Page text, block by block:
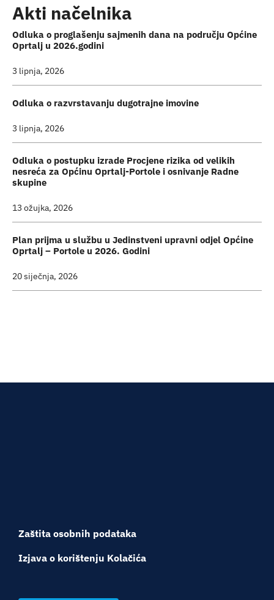
Akti načelnika
Odluka o proglašenju sajmenih dana na području Općine
Oprtalj u 2026.godini
3 lipnja, 2026
Odluka o razvrstavanju dugotrajne imovine
3 lipnja, 2026
Odluka o postupku izrade Procjene rizika od velikih
nesreća za Općinu Oprtalj-Portole i osnivanje Radne
skupine
13 ožujka, 2026
Plan prijma u službu u Jedinstveni upravni odjel Općine
Oprtalj – Portole u 2026. Godini
20 siječnja, 2026
Zaštita osobnih podataka
Izjava o korištenju Kolačića